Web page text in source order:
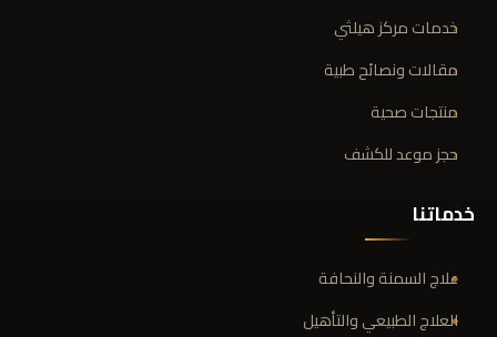
خدمات مركز هيلثي
مقالات ونصائح طبية
منتجات صحية
حجز موعد للكشف
خدماتنا
علاج السمنة والنحافة
العلاج الطبيعي والتأهيل